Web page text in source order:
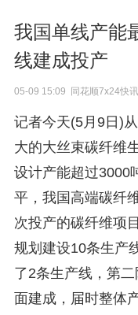
我国单线产能
线建成投产
05-09 15:09 同花顺7x24快讯
记者今天(5月9日)
大的大丝束碳纤维
设计产能超过3000
平，我国高端碳纤
次投产的碳纤维项
规划建设10条生产
了2条生产线，第
面建成，届时整体